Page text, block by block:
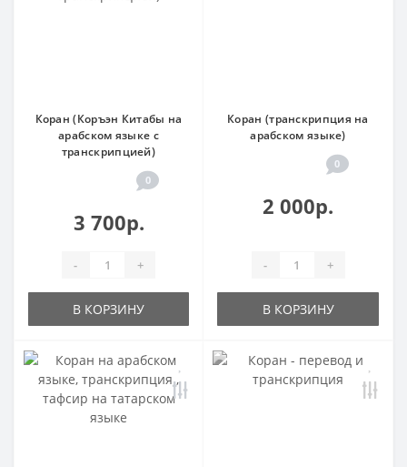
Коран (Коръэн Китабы на
арабском языке с
транскрипцией)
0
3 700р.
- +
В КОРЗИНУ
Коран (транскрипция на
арабском языке)
0
2 000р.
- +
В КОРЗИНУ